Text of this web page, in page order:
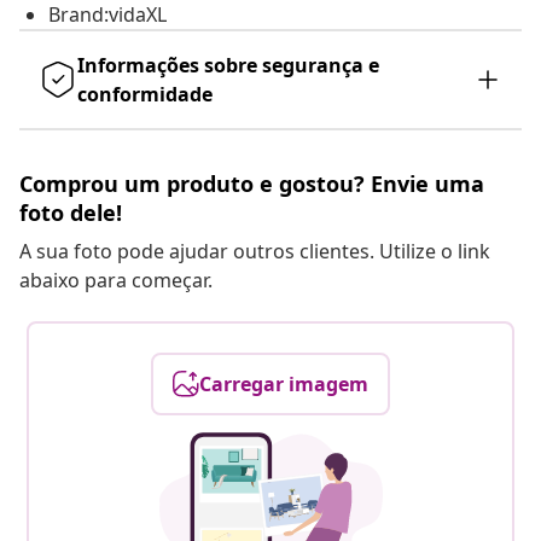
Brand:vidaXL
Informações sobre segurança e
conformidade
Comprou um produto e gostou? Envie uma
foto dele!
A sua foto pode ajudar outros clientes. Utilize o link
abaixo para começar.
Carregar imagem